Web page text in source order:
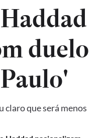
duelo
que será menos